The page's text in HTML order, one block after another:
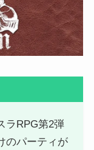
ラRPG第2弾
のパーティが